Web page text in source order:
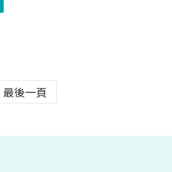
最後一頁